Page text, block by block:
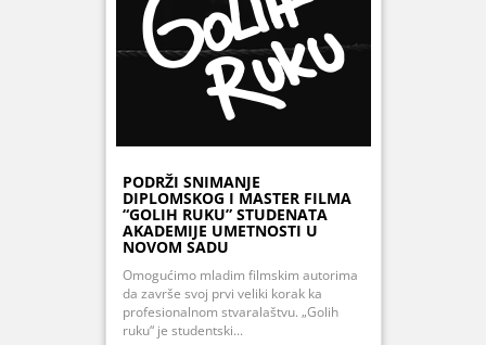
PODRŽI SNIMANJE
DIPLOMSKOG I MASTER FILMA
“GOLIH RUKU” STUDENATA
AKADEMIJE UMETNOSTI U
NOVOM SADU
Omogućimo mladim filmskim autorima
da završe svoj prvi veliki korak ka
profesionalnom stvaralaštvu. „Golih
ruku“ je studentski...